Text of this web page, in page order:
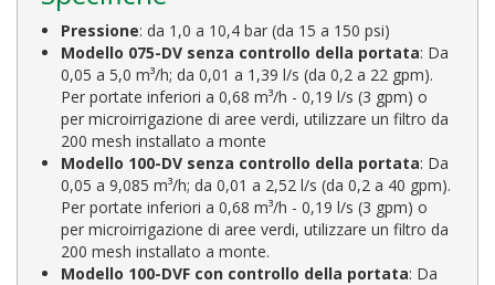
Pressione: da 1,0 a 10,4 bar (da 15 a 150 psi)
Modello 075-DV senza controllo della portata: Da
0,05 a 5,0 m³/h; da 0,01 a 1,39 l/s (da 0,2 a 22 gpm).
Per portate inferiori a 0,68 m³/h - 0,19 l/s (3 gpm) o
per microirrigazione di aree verdi, utilizzare un filtro da
200 mesh installato a monte
Modello 100-DV senza controllo della portata: Da
0,05 a 9,085 m³/h; da 0,01 a 2,52 l/s (da 0,2 a 40 gpm).
Per portate inferiori a 0,68 m³/h - 0,19 l/s (3 gpm) o
per microirrigazione di aree verdi, utilizzare un filtro da
200 mesh installato a monte.
Modello 100-DVF con controllo della portata: Da